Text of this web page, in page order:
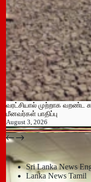
வரட்சியால் முற்றாக வறண்ட
மீனவர்கள் பாதிப்பு
August 3, 2026
பதுளை மாநகர சபையின் NPP
July 14, 2026
Sri Lanka News
Lanka News Tamil